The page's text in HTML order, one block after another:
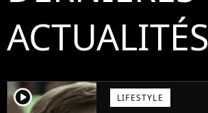
ACTUALITÉS
player2 LIFESTYLE